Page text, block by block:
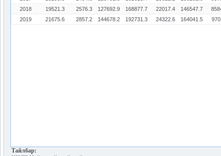
Тайлбар: